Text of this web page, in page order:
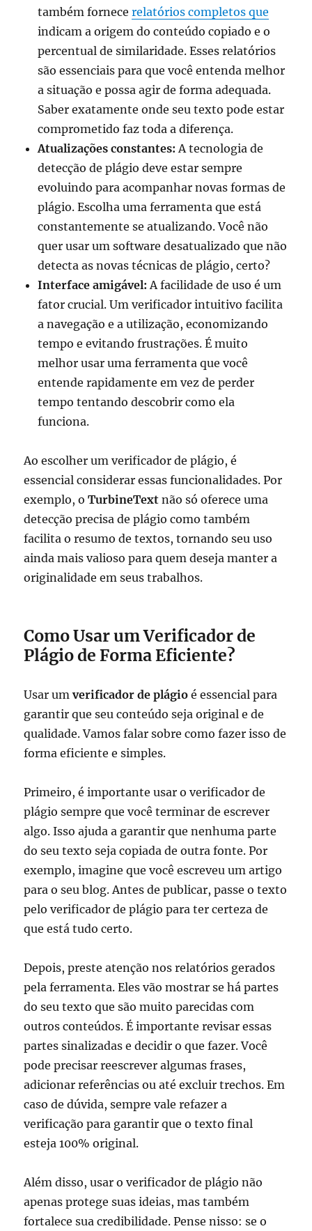
também fornecerelatórios completos que
indicam a origem do conteúdo copiado e o
percentual de similaridade. Esses relatórios
são essenciais para que você entenda melhor
a situação e possa agir de forma adequada.
Saber exatamente onde seu texto pode estar
comprometido faz toda a diferença.
Atualizações constantes: A tecnologia de
detecção de plágio deve estar sempre
evoluindo para acompanhar novas formas de
plágio. Escolha uma ferramenta que está
constantemente se atualizando. Você não
quer usar um software desatualizado que não
detecta as novas técnicas de plágio, certo?
Interface amigável: A facilidade de uso é um
fator crucial. Um verificador intuitivo facilita
a navegação e a utilização, economizando
tempo e evitando frustrações. É muito
melhor usar uma ferramenta que você
entende rapidamente em vez de perder
tempo tentando descobrir como ela
funciona.
Ao escolher um verificador de plágio, é
essencial considerar essas funcionalidades. Por
exemplo, oTurbineText não só oferece uma
detecção precisa de plágio como também
facilita o resumo de textos, tornando seu uso
ainda mais valioso para quem deseja manter a
originalidade em seus trabalhos.
Como Usar um Verificador de
Plágio de Forma Eficiente?
Usar umverificador de plágio é essencial para
garantir que seu conteúdo seja original e de
qualidade. Vamos falar sobre como fazer isso de
forma eficiente e simples.
Primeiro, é importante usar o verificador de
plágio sempre que você terminar de escrever
algo. Isso ajuda a garantir que nenhuma parte
do seu texto seja copiada de outra fonte. Por
exemplo, imagine que você escreveu um artigo
para o seu blog. Antes de publicar, passe o texto
pelo verificador de plágio para ter certeza de
que está tudo certo.
Depois, preste atenção nos relatórios gerados
pela ferramenta. Eles vão mostrar se há partes
do seu texto que são muito parecidas com
outros conteúdos. É importante revisar essas
partes sinalizadas e decidir o que fazer. Você
pode precisar reescrever algumas frases,
adicionar referências ou até excluir trechos. Em
caso de dúvida, sempre vale refazer a
verificação para garantir que o texto final
esteja 100% original.
Além disso, usar o verificador de plágio não
apenas protege suas ideias, mas também
fortalece sua credibilidade. Pense nisso: se o